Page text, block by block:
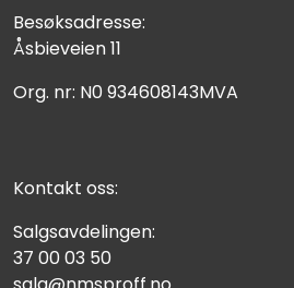
Besøksadresse:
Åsbieveien 11
Org. nr: N0 934608143MVA
Kontakt oss:
Salgsavdelingen:
37 00 03 50